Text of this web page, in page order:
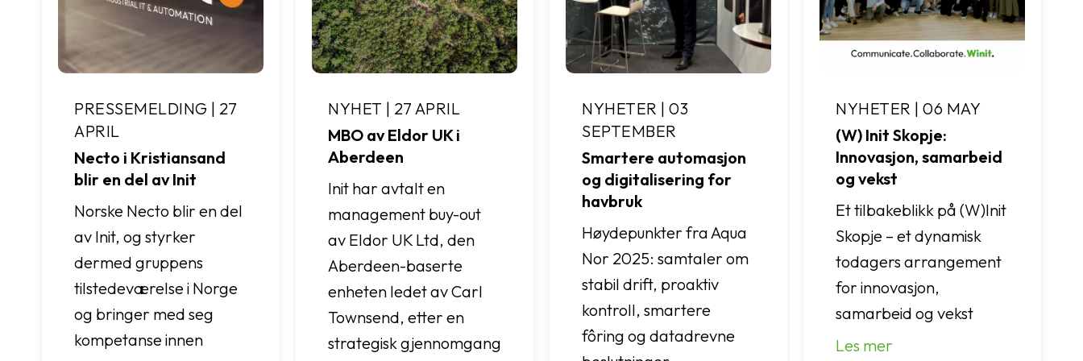
PRESSEMELDING | 27
APRIL
Necto i Kristiansand
blir en del av Init
Norske Necto blir en del
av Init, og styrker
dermed gruppens
tilstedeværelse i Norge
og bringer med seg
kompetanse innen
NYHET | 27 APRIL
MBO av Eldor UK i
Aberdeen
Init har avtalt en
management buy-out
av Eldor UK Ltd, den
Aberdeen-baserte
enheten ledet av Carl
Townsend, etter en
strategisk gjennomgang
NYHETER | 03
SEPTEMBER
Smartere automasjon
og digitalisering for
havbruk
Høydepunkter fra Aqua
Nor 2025: samtaler om
stabil drift, proaktiv
kontroll, smartere
fôring og datadrevne
NYHETER | 06 MAY
(W) Init Skopje:
Innovasjon, samarbeid
og vekst
Et tilbakeblikk på (W)Init
Skopje – et dynamisk
todagers arrangement
for innovasjon,
samarbeid og vekst
Les mer